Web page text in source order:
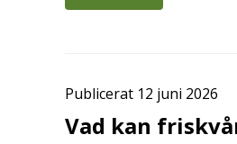
Publicerat 12 juni 2026
Vad kan